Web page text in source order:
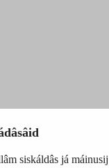
siskáldâs já máinusij